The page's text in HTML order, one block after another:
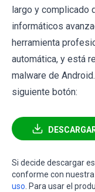
largo y complicado
informáticos
herramienta
automática, y está
malware de
siguiente botón:
Si decide descargar
conforme con nuestra
uso. Para usar el